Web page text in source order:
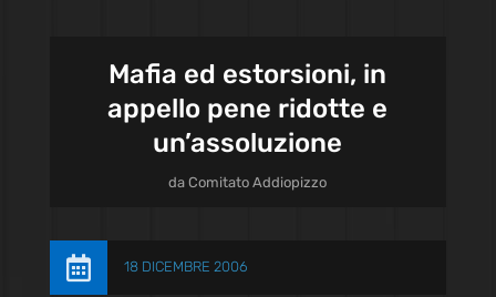
Mafia ed estorsioni, in
appello pene ridotte e
un’assoluzione
daComitato Addiopizzo
 18 DICEMBRE 2006